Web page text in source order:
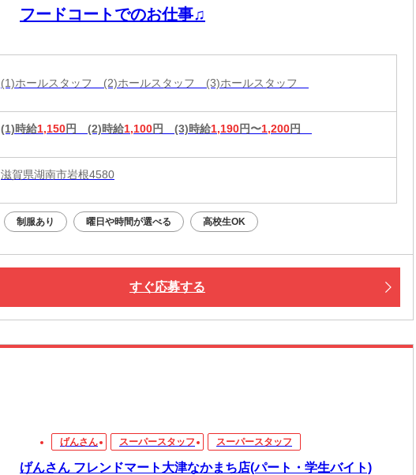
フードコートでのお仕事♫
(1)ホールスタッフ (2)ホールスタッフ (3)ホールスタッフ
(1)時給1,150円 (2)時給1,100円 (3)時給1,190円〜1,200円
滋賀県湖南市岩根4580
制服あり 曜日や時間が選べる 高校生OK
すぐ応募する
げんさん スーパースタッフ スーパースタッフ
げんさん フレンドマート大津なかまち店(パート・学生バイト)